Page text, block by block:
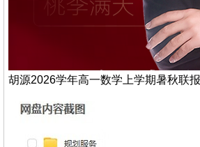
胡源2026学年高一数学上学期暑秋联